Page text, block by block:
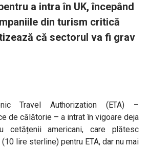
a intra în UK, începând
din turism critică
că sectorul va fi grav
Travel Authorization (ETA) –
de călătorie – a intrat în vigoare deja
americani, care plătesc
lire sterline) pentru ETA, dar nu mai